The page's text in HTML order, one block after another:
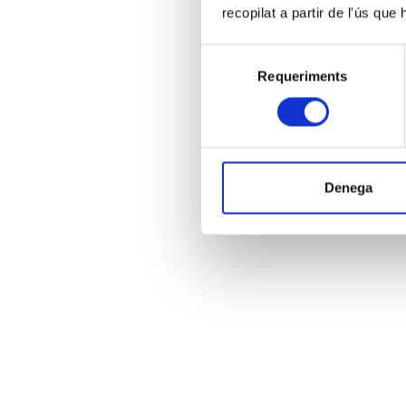
recopilat a partir de l'ús que
consentiment
Requeriments
Denega